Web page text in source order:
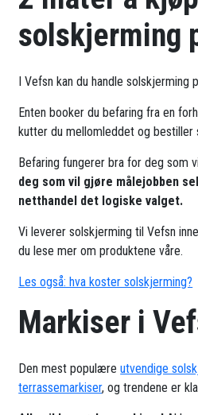
solskjerming
I Vefsn kan du handle solskjerming
Enten booker du befaring fra en
kutter du mellomleddet og bestiller
Befaring fungerer bra for deg som
deg som vil gjøre målejobben
netthandel det logiske valget.
Vi leverer solskjerming til Vefsn
du lese mer om produktene våre.
Les også: hva koster solskjerming?
Markiser i
Den mest populæreutvendige
terrassemarkiser, og trendene er